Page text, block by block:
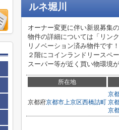
ルネ堀川
オーナー変更に伴い新規募集
物件の詳細については「リン
リノベーション済み物件です！
２階にコインランドリースペ
スーパー等が近く買い物環境
所在地
京都府京都市上京区西橋詰町
京
京
京